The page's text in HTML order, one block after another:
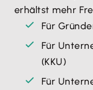
erhältst mehr
Für
Für
(KKU)
Für